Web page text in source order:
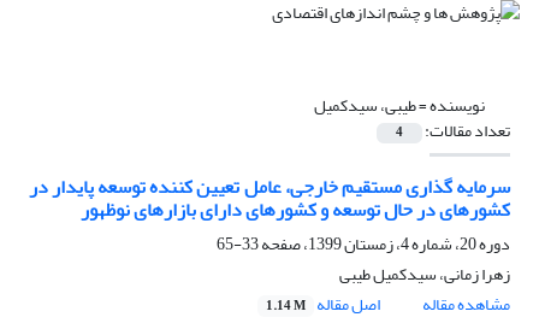
نویسنده =طیبی، سیدکمیل
تعداد مقالات: 4
سرمایه گذاری مستقیم خارجی، عامل تعیین کننده توسعه پایدار در
کشورهای در حال توسعه و کشورهای دارای بازارهای نوظهور
دوره 20، شماره 4، زمستان 1399، صفحه
33-65
زهرا زمانی، سیدکمیل طیبی
مشاهده مقاله
اصل مقاله 1.14 M